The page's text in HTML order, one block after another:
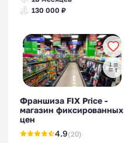
130 000 ₽
Франшиза FIX Price -
магазин фиксированных
цен
4.9(20)